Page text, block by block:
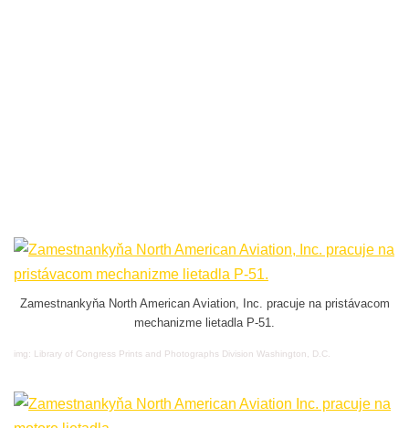
Zamestnankyňa North American Aviation, Inc. pracuje na pristávacom
mechanizme lietadla P-51.
img: Library of Congress Prints and Photographs Division Washington, D.C.